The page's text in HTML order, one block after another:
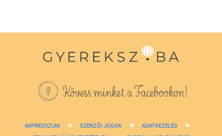
Kövess minket a Facebookon!
IMPRESSZUM SZERZŐI JOGOK
ADATKEZELÉS